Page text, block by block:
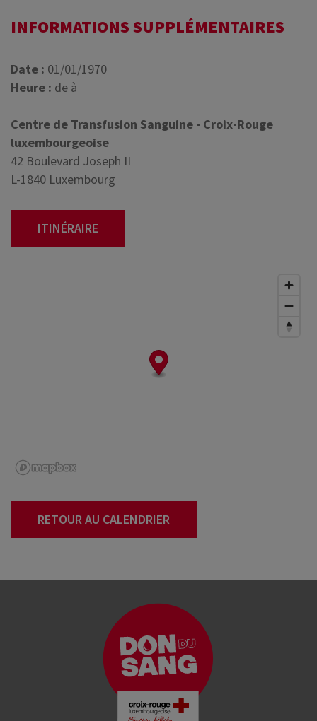
INFORMATIONS SUPPLÉMENTAIRES
Date : 01/01/1970
Heure : de à
Centre de Transfusion Sanguine - Croix-Rouge
luxembourgeoise
42 Boulevard Joseph II
L-1840 Luxembourg
ITINÉRAIRE
RETOUR AU CALENDRIER